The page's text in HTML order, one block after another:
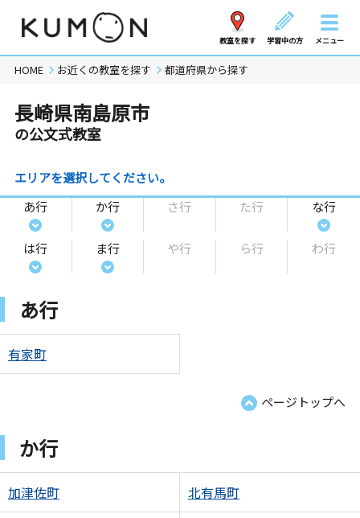
教室を探す 学習中の方 メニュー
HOME お近くの教室を探す 都道府県から探す
長崎県南島原市
の公文式教室
エリアを選択してください。
あ行
か行 さ行 た行 な行
は行 ま行 や行 ら行 わ行
あ行
有家町
ページトップへ
か行
加津佐町 北有馬町